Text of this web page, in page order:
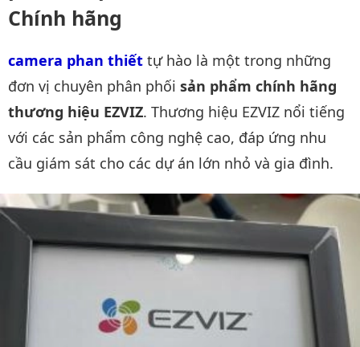
Chính hãng
camera phan thiết tự hào là một trong những
đơn vị chuyên phân phối sản phẩm chính hãng
thương hiệu EZVIZ. Thương hiệu EZVIZ nổi tiếng
với các sản phẩm công nghệ cao, đáp ứng nhu
cầu giám sát cho các dự án lớn nhỏ và gia đình.